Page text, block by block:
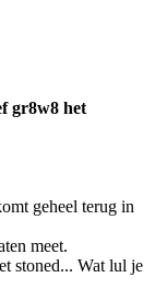
gr8w8 het
geheel terug in
meet.
stoned... Wat lul je